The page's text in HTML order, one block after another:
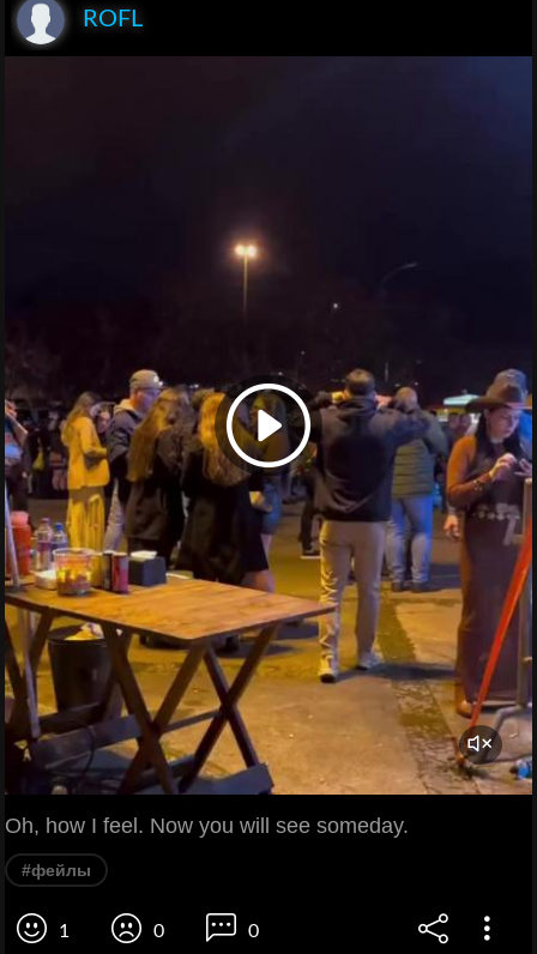
ROFL
Oh, how I feel. Now you will see someday.
#фейлы
1 0 0